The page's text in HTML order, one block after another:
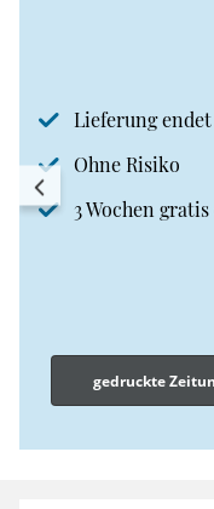
Lieferung
Ohne Risiko
3 Wochen gratis
gedruckte